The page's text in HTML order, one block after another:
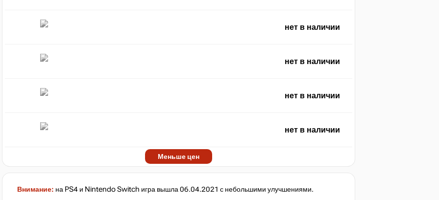
нет в наличии
нет в наличии
нет в наличии
нет в наличии
Меньше цен
Внимание: на PS4 и Nintendo Switch игра вышла 06.04.2021 с небольшими улучшениями.